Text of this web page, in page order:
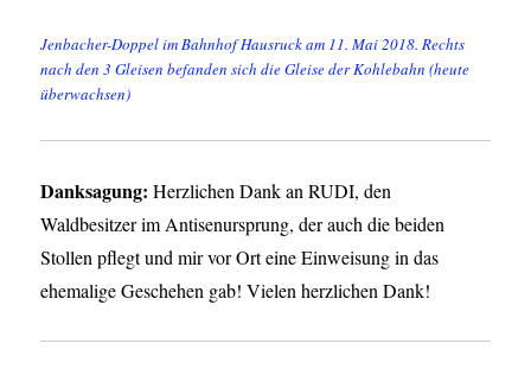
Jenbacher-Doppel im Bahnhof Hausruck am 11. Mai 2018. Rechts
nach den 3 Gleisen befanden sich die Gleise der Kohlebahn (heute
überwachsen)
Danksagung: Herzlichen Dank an RUDI, den
Waldbesitzer im Antisenursprung, der auch die beiden
Stollen pflegt und mir vor Ort eine Einweisung in das
ehemalige Geschehen gab! Vielen herzlichen Dank!